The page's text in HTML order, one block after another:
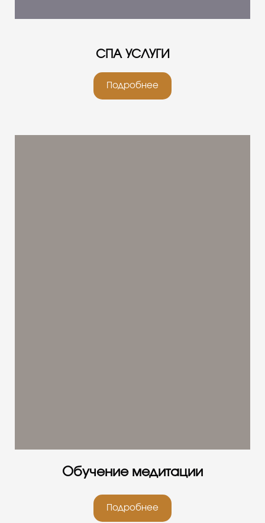
СПА УСЛУГИ
Подробнее
Обучение медитации
Подробнее